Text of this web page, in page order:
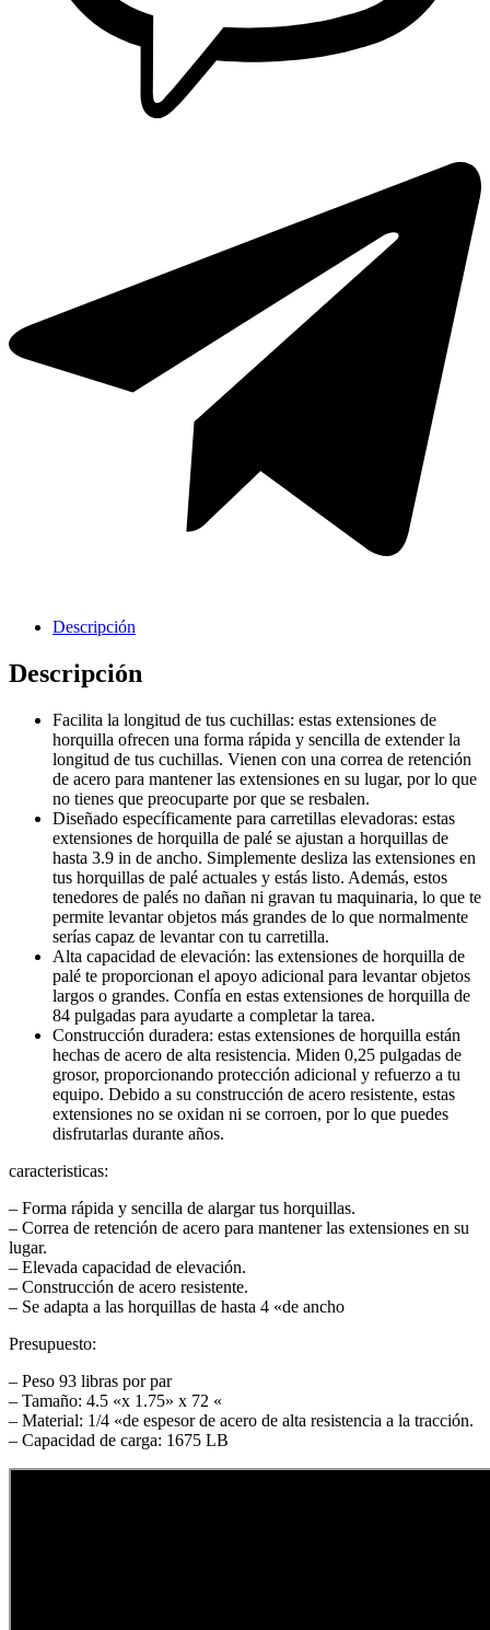
Cavas de Vino
Hornos Electricos
Descripción
Descripción
Facilita la longitud de tus cuchillas: estas extensiones de
horquilla ofrecen una forma rápida y sencilla de extender la
longitud de tus cuchillas. Vienen con una correa de retención
de acero para mantener las extensiones en su lugar, por lo que
no tienes que preocuparte por que se resbalen.
Diseñado específicamente para carretillas elevadoras: estas
extensiones de horquilla de palé se ajustan a horquillas de
hasta 3.9 in de ancho. Simplemente desliza las extensiones en
tus horquillas de palé actuales y estás listo. Además, estos
tenedores de palés no dañan ni gravan tu maquinaria, lo que te
permite levantar objetos más grandes de lo que normalmente
serías capaz de levantar con tu carretilla.
Alta capacidad de elevación: las extensiones de horquilla de
palé te proporcionan el apoyo adicional para levantar objetos
largos o grandes. Confía en estas extensiones de horquilla de
84 pulgadas para ayudarte a completar la tarea.
Construcción duradera: estas extensiones de horquilla están
hechas de acero de alta resistencia. Miden 0,25 pulgadas de
grosor, proporcionando protección adicional y refuerzo a tu
equipo. Debido a su construcción de acero resistente, estas
extensiones no se oxidan ni se corroen, por lo que puedes
disfrutarlas durante años.
caracteristicas:
– Forma rápida y sencilla de alargar tus horquillas.
– Correa de retención de acero para mantener las extensiones en su
lugar.
– Elevada capacidad de elevación.
– Construcción de acero resistente.
– Se adapta a las horquillas de hasta 4 «de ancho
Presupuesto:
– Peso 93 libras por par
– Tamaño: 4.5 «x 1.75» x 72 «
– Material: 1/4 «de espesor de acero de alta resistencia a la tracción.
– Capacidad de carga: 1675 LB